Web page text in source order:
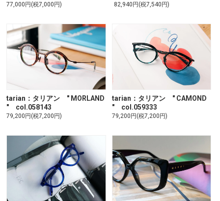
77,000円(税7,000円) 82,940円(税7,540円)
tarian：タリアン " MORLAND
" col.058143
79,200円(税7,200円)
tarian：タリアン " CAMOND
" col.059333
79,200円(税7,200円)